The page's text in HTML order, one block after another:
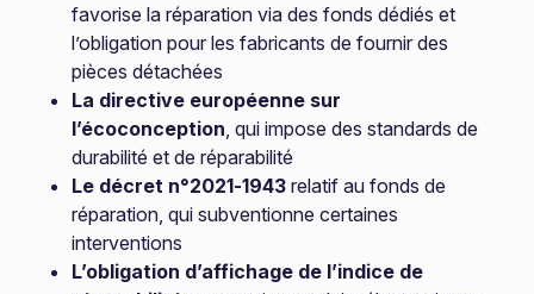
favorise la réparation via des fonds dédiés et
l’obligation pour les fabricants de fournir des
pièces détachées
La directive européenne sur
l’écoconception, qui impose des standards de
durabilité et de réparabilité
Le décret n°2021-1943 relatif au fonds de
réparation, qui subventionne certaines
interventions
L’obligation d’affichage de l’indice de